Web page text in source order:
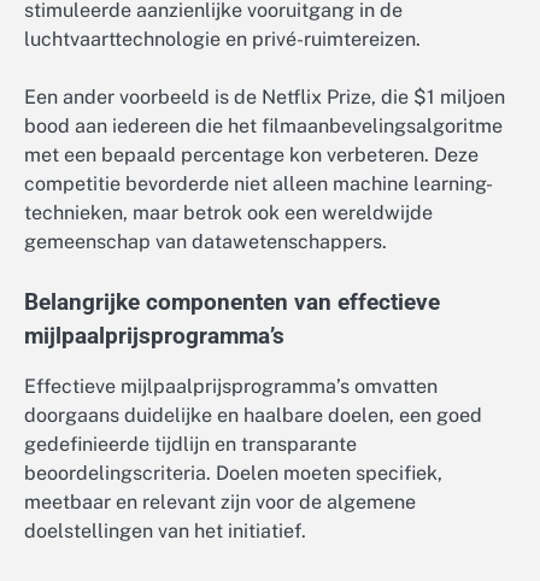
stimuleerde aanzienlijke vooruitgang in de
luchtvaarttechnologie en privé-ruimtereizen.
Een ander voorbeeld is de Netflix Prize, die $1 miljoen
bood aan iedereen die het filmaanbevelingsalgoritme
met een bepaald percentage kon verbeteren. Deze
competitie bevorderde niet alleen machine learning-
technieken, maar betrok ook een wereldwijde
gemeenschap van datawetenschappers.
Belangrijke componenten van effectieve
mijlpaalprijsprogramma’s
Effectieve mijlpaalprijsprogramma’s omvatten
doorgaans duidelijke en haalbare doelen, een goed
gedefinieerde tijdlijn en transparante
beoordelingscriteria. Doelen moeten specifiek,
meetbaar en relevant zijn voor de algemene
doelstellingen van het initiatief.